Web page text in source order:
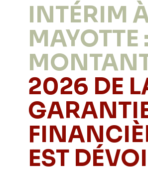
INTÉRIM
MAYOTTE
2026 DE
EST